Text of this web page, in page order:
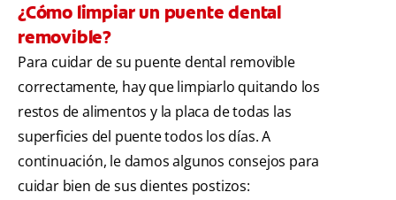
¿Cómo limpiar un puente dental
removible?
Para cuidar de su puente dental removible
correctamente, hay que limpiarlo quitando los
restos de alimentos y la placa de todas las
superficies del puente todos los días. A
continuación, le damos algunos consejos para
cuidar bien de sus dientes postizos: